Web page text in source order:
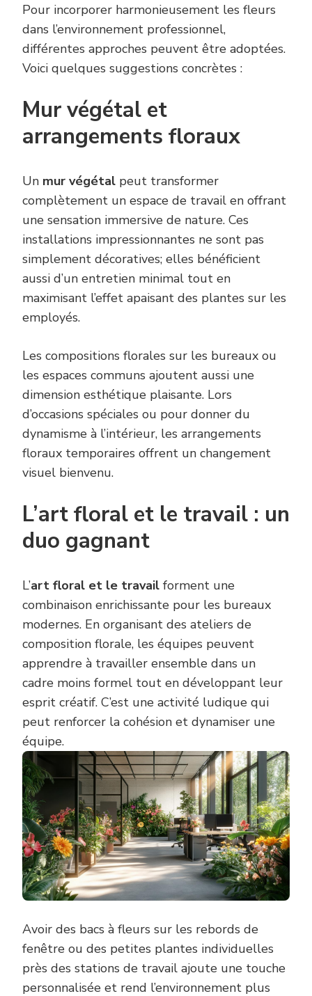
Pour incorporer harmonieusement les fleurs
dans l’environnement professionnel,
différentes approches peuvent être adoptées.
Voici quelques suggestions concrètes :
Mur végétal et
arrangements floraux
Un mur végétal peut transformer
complètement un espace de travail en offrant
une sensation immersive de nature. Ces
installations impressionnantes ne sont pas
simplement décoratives; elles bénéficient
aussi d’un entretien minimal tout en
maximisant l’effet apaisant des plantes sur les
employés.
Les compositions florales sur les bureaux ou
les espaces communs ajoutent aussi une
dimension esthétique plaisante. Lors
d’occasions spéciales ou pour donner du
dynamisme à l’intérieur, les arrangements
floraux temporaires offrent un changement
visuel bienvenu.
L’art floral et le travail : un
duo gagnant
L’art floral et le travail forment une
combinaison enrichissante pour les bureaux
modernes. En organisant des ateliers de
composition florale, les équipes peuvent
apprendre à travailler ensemble dans un
cadre moins formel tout en développant leur
esprit créatif. C’est une activité ludique qui
peut renforcer la cohésion et dynamiser une
équipe.
Avoir des bacs à fleurs sur les rebords de
fenêtre ou des petites plantes individuelles
près des stations de travail ajoute une touche
personnalisée et rend l’environnement plus